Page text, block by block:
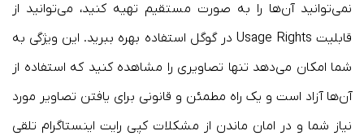
نمی‌توانید آن‌ها را به صورت مستقیم تهیه کنید، می‌توانید از
قابلیت Usage Rights در گوگل استفاده بهره ببرید. این ویژگی به
شما امکان می‌دهد تنها تصاویری را مشاهده کنید که استفاده از
آن‌ها آزاد است و یک راه مطمئن و قانونی برای یافتن تصاویر مورد
نیاز شما و در امان ماندن از مشکلات کپی رایت اینستاگرام تلقی